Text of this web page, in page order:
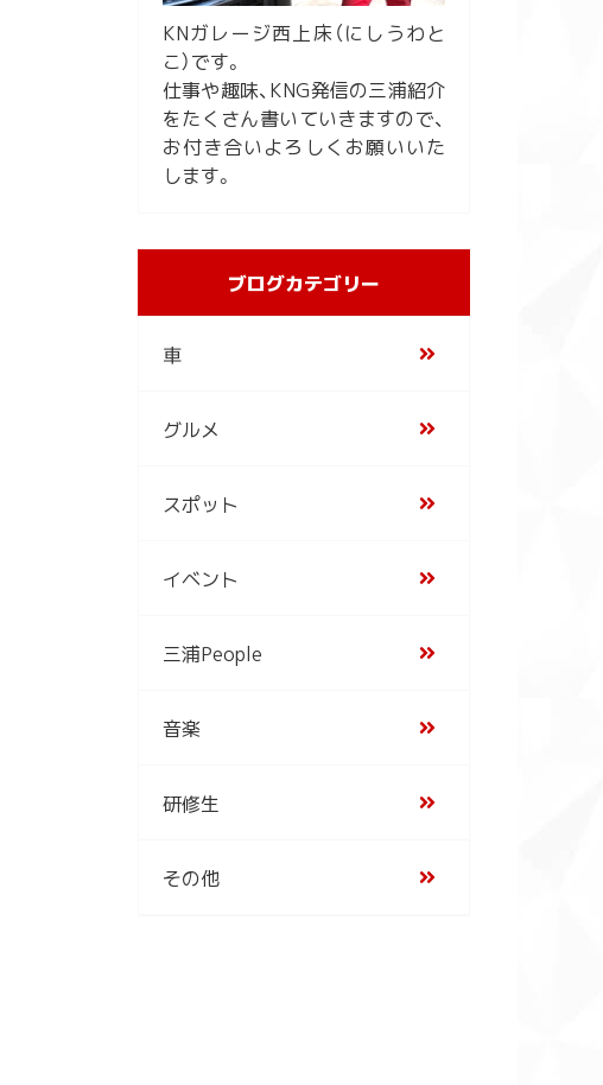
KNガレージ西上床（にしうわと
こ）です。
仕事や趣味、KNG発信の三浦紹介
をたくさん書いていきますので、
お付き合いよろしくお願いいた
します。
ブログカテゴリー
車
グルメ
スポット
イベント
三浦People
音楽
研修生
その他